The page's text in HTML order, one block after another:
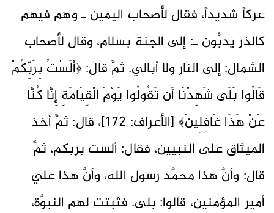
عركاً شديداً، فقال لأصحاب اليمين ـ وهم فيهم
كالذر يدبُّون ـ: إلى الجنة بسلام، وقال لأصحاب
الشمال: إلى النار ولا أبالي. ثمَّ قال: ﴿أَلَسْتُ بِرَبِّكُمْ
قَالُوا بَلَى شَهِدْنَا أَن تَقُولُوا يَوْمَ الْقِيَامَةِ إِنَّا كُنَّا
عَنْ هَذَا غَافِلِينَ﴾ [الأعراف: 172]، قال: ثمَّ أخذ
الميثاق على النبيين، فقال: ألست بربكم، ثمَّ
قال: وأنَّ هذا محمَّد رسول الله، وأنَّ هذا علي
أمير المؤمنين، قالوا: بلى. فثبتت لهم النبوَّة،